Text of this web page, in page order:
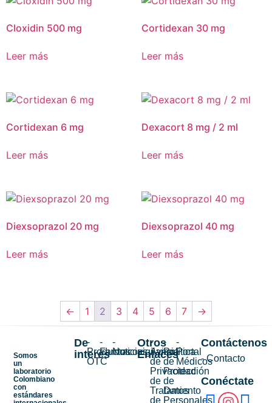
Cloxidin 500 mg
Leer más
Cortidexan 30 mg
Leer más
Cortidexan 6 mg
Leer más
Dexacort 8 mg / 2 ml
Leer más
Diexsoprazol 20 mg
Leer más
Diexsoprazol 40 mg
Leer más
← 1 2 3 4 5 6 7 →
Somos
un
laboratorio
Colombiano
con
estándares
De
interés
-
Productos
OTC
-
Farmacovigilancia
-
Noticias
Otros
Enlaces
-
Aviso
de
Privacidad
de
Tratamiento
de
-
Política
de
Protección
de
Datos
Personales
-
Portal
Médicos
Contáctenos
- Contacto
Conéctate